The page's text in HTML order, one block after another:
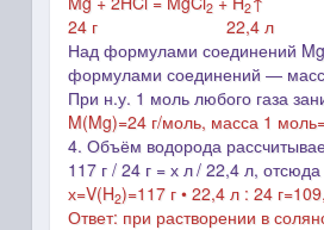
2 2
24 г 22,4 л
Над формулами соединений
формулами соединений ―
При н.у. 1 моль любого газа
M(Mg)=24 г/моль, масса 1
4. Объём водорода
117 г / 24 г = х л/ 22,4 л, отсюда
х=V(H2)=117 г • 22,4 л : 24
Ответ: при растворении в